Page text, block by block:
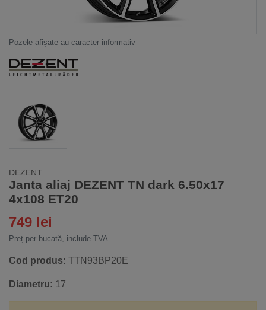
Pozele afișate au caracter informativ
DEZENT
Janta aliaj DEZENT TN dark 6.50x17
4x108 ET20
749 lei
Preț per bucată, include TVA
Cod produs: TTN93BP20E
Diametru: 17